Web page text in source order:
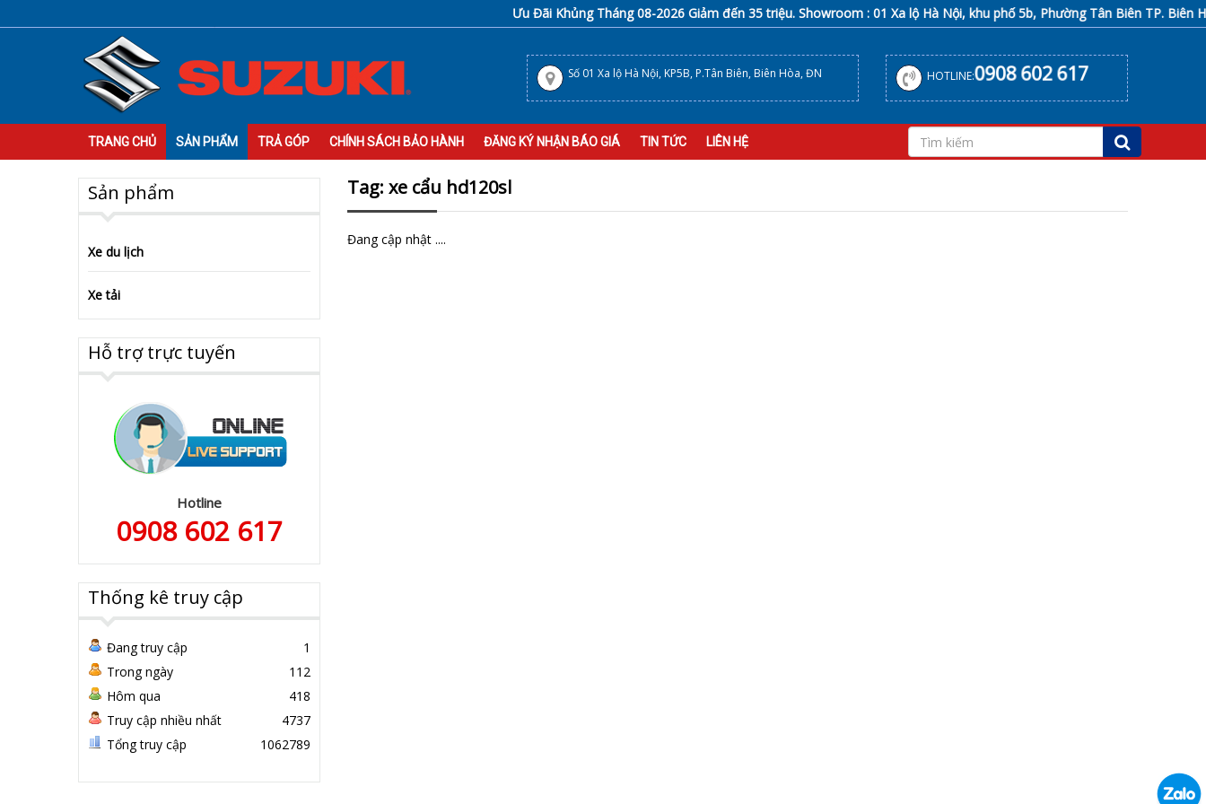
Ưu Đãi Khủng Tháng 08-2026 Giảm đến 35 triệu. Showroom : 01 Xa lộ Hà Nội, khu phố 5b, Phường Tân Biên TP. Biên
Số 01 Xa lộ Hà Nội, KP5B, P.Tân Biên, Biên Hòa, ĐN HOTLINE:0908 602 617
TRANG CHỦ SẢN PHẨM TRẢ GÓP CHÍNH SÁCH BẢO HÀNH ĐĂNG KÝ NHẬN BÁO GIÁ TIN TỨC LIÊN HỆ
Tag: xe cẩu hd120sl
Đang cập nhật ....
Sản phẩm
Xe du lịch
Xe tải
Hỗ trợ trực tuyến
Hotline
0908 602 617
Thống kê truy cập
Đang truy cập
1
Trong ngày
112
Hôm qua
418
Truy cập nhiều nhất
4737
Tổng truy cập
1062789